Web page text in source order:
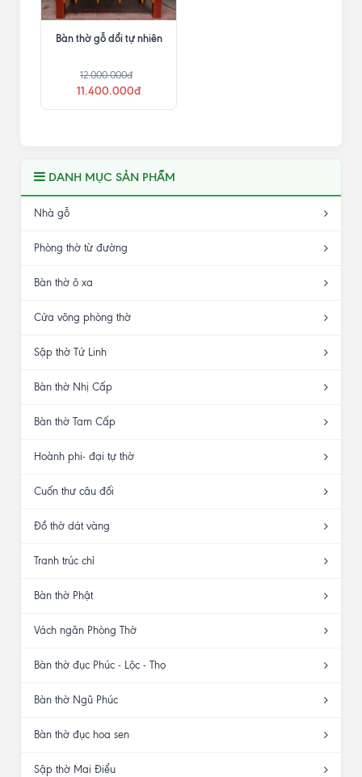
Bàn thờ gỗ dổi tự nhiên
12.000.000đ
11.400.000đ
DANH MỤC SẢN PHẨM
Nhà gỗ
Phòng thờ từ đường
Bàn thờ ô xa
Cửa võng phòng thờ
Sập thờ Tứ Linh
Bàn thờ Nhị Cấp
Bàn thờ Tam Cấp
Hoành phi- đại tự thờ
Cuốn thư câu đối
Đồ thờ dát vàng
Tranh trúc chỉ
Bàn thờ Phật
Vách ngăn Phòng Thờ
Bàn thờ đục Phúc - Lộc - Thọ
Bàn thờ Ngũ Phúc
Bàn thờ đục hoa sen
Sập thờ Mai Điểu